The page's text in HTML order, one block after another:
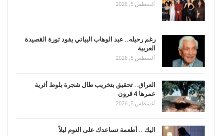
أغسطس 5, 2026
رغم رحيله.. عبد الوهاب البياتي يقود ثورة القصيدة
العربية
أغسطس 5, 2026
العراق.. تحقيق بتخريب طال شجرة بلوط أثرية
عمرها 4 قرون
أغسطس 5, 2026
اليك .. أطعمة تساعدك على النوم ليلاً